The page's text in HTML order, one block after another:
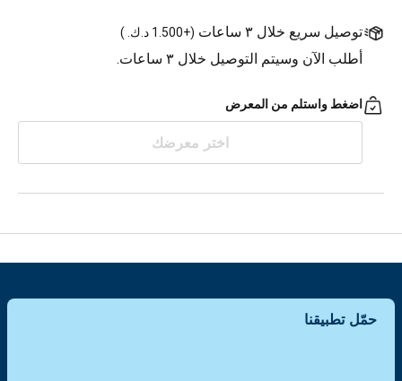
توصيل سريع خلال ٣ ساعات (+1.500 د.ك. )
أطلب الآن وسيتم التوصيل خلال ٣ ساعات.
اضغط واستلم من المعرض
اختر معرضك
حمّل تطبيقنا